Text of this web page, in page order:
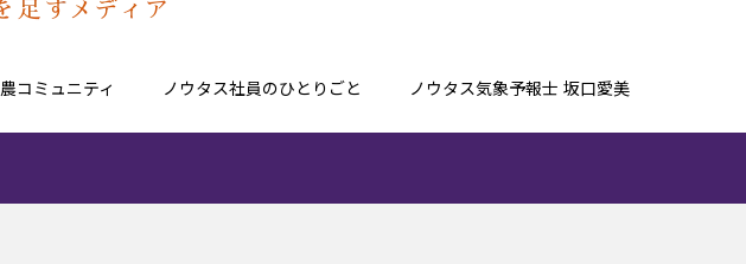
農コミュニティ ノウタス社員のひとりごと ノウタス気象予報士 坂口愛美